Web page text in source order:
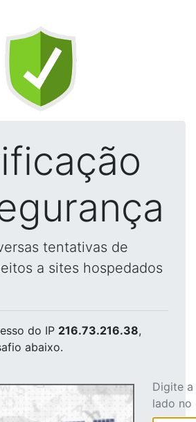
tentativas de
a sites hospedados
do IP 216.73.216.38,
abaixo.
Digite
lado no